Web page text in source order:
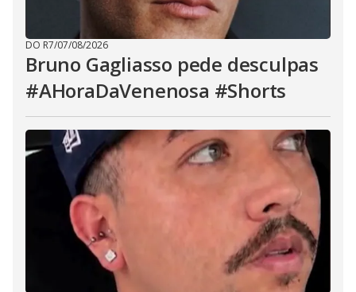
DO R7/07/08/2026
Bruno Gagliasso pede desculpas
#AHoraDaVenenosa #Shorts